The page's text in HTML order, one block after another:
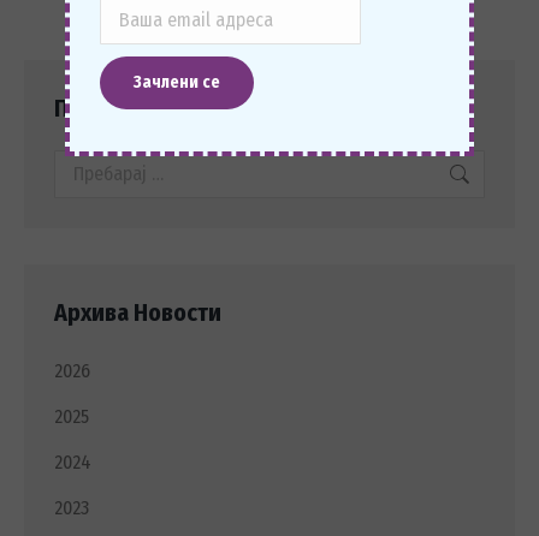
Пребарај
Архива Новости
2026
2025
2024
2023